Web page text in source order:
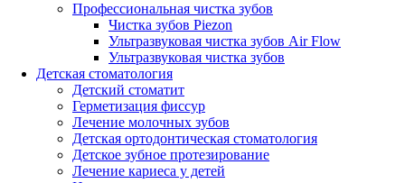
Профессиональная чистка зубов
Чистка зубов Piezon
Ультразвуковая чистка зубов Air Flow
Ультразвуковая чистка зубов
Детская стоматология
Детский стоматит
Герметизация фиссур
Лечение молочных зубов
Детская ортодонтическая стоматология
Детское зубное протезирование
Лечение кариеса у детей